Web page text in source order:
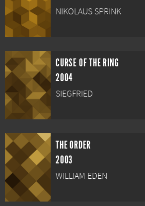
NIKOLAUS SPRINK
CURSE OF THE RING
2004
SIEGFRIED
THE ORDER
2003
WILLIAM EDEN